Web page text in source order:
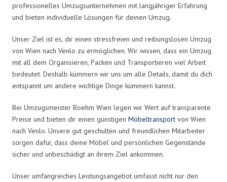
professionelles Umzugsunternehmen mit langjähriger Erfahrung
und bieten individuelle Lösungen für deinen Umzug.
Unser Ziel ist es, dir einen stressfreien und reibungslosen Umzug
von Wien nach Venlo zu ermöglichen. Wir wissen, dass ein Umzug
mit all dem Organisieren, Packen und Transportieren viel Arbeit
bedeutet. Deshalb kümmern wir uns um alle Details, damit du dich
entspannt um andere wichtige Dinge kümmern kannst.
Bei Umzugsmeister Boehm Wien legen wir Wert auf transparente
Preise und bieten dir einen günstigen Möbeltransport von Wien
nach Venlo. Unsere gut geschulten und freundlichen Mitarbeiter
sorgen dafür, dass deine Möbel und persönlichen Gegenstände
sicher und unbeschädigt an ihrem Ziel ankommen.
Unser umfangreiches Leistungsangebot umfasst nicht nur den